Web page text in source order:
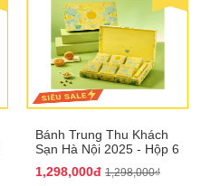
Bánh Trung Thu Khách
Sạn Hà Nội 2025 - Hộp 6
1,298,000đ 1,298,000₫